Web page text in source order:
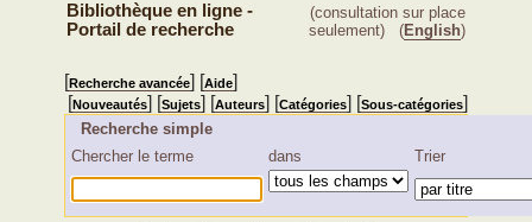
Bibliothèque en ligne -
Portail de recherche
(consultation sur place
seulement) (English)
[Recherche avancée] [Aide]
[Nouveautés] [Sujets] [Auteurs] [Catégories] [Sous-catégories]
Recherche simple
Chercher le terme
dans Trier